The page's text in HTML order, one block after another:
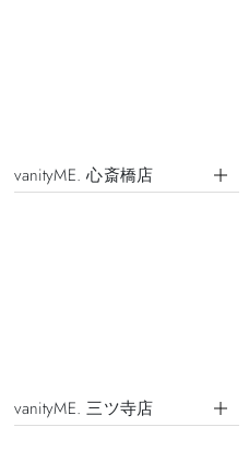
vanityME. 心斎橋店
vanityME. 三ツ寺店